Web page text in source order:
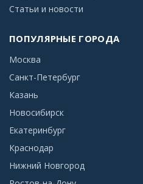
Статьи и новости
ПОПУЛЯРНЫЕ ГОРОДА
Москва
Санкт-Петербург
Казань
Новосибирск
Екатеринбург
Краснодар
Нижний Новгород